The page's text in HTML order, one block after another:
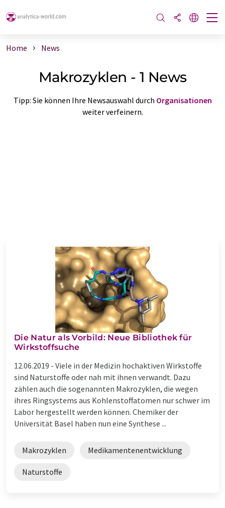
Home News
Makrozyklen - 1 News
Tipp: Sie können Ihre Newsauswahl durch Organisationen
weiter verfeinern.
Die Natur als Vorbild: Neue Bibliothek für
Wirkstoffsuche
12.06.2019 - Viele in der Medizin hochaktiven Wirkstoffe
sind Naturstoffe oder nah mit ihnen verwandt. Dazu
zählen auch die sogenannten Makrozyklen, die wegen
ihres Ringsystems aus Kohlenstoffatomen nur schwer im
Labor hergestellt werden können. Chemiker der
Universität Basel haben nun eine Synthese ...
Makrozyklen Medikamentenentwicklung
Naturstoffe